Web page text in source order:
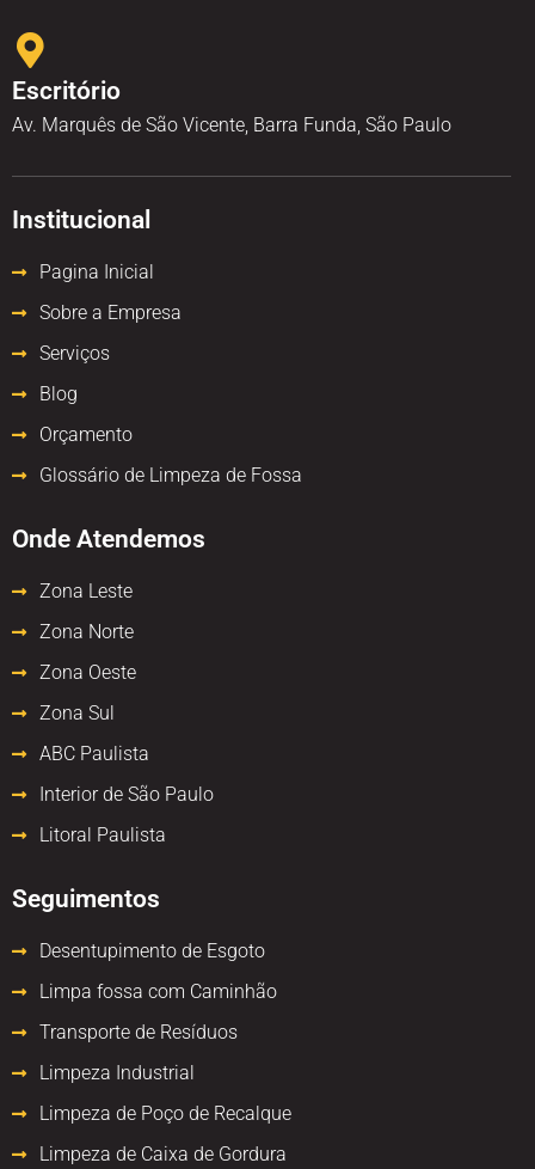
Escritório
Av. Marquês de São Vicente, Barra Funda, São Paulo
Institucional
Pagina Inicial
Sobre a Empresa
Serviços
Blog
Orçamento
Glossário de Limpeza de Fossa
Onde Atendemos
Zona Leste
Zona Norte
Zona Oeste
Zona Sul
ABC Paulista
Interior de São Paulo
Litoral Paulista
Seguimentos
Desentupimento de Esgoto
Limpa fossa com Caminhão
Transporte de Resíduos
Limpeza Industrial
Limpeza de Poço de Recalque
Limpeza de Caixa de Gordura